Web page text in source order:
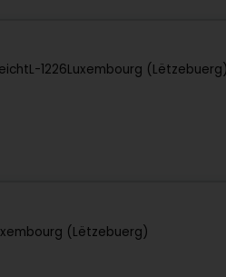
L-1226Luxembourg (Lëtzebuerg)
(Lëtzebuerg)